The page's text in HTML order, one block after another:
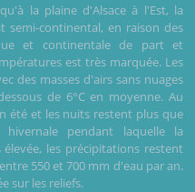
la plaine d'Alsace à l'Est, la
semi-continental, en raison des
et continentale de part et
est très marquée. Les
des masses d'airs sans nuages
de 6°C en moyenne. Au
été et les nuits restent plus que
pendant laquelle la
les précipitations restent
550 et 700 mm d'eau par an.
sur les reliefs.